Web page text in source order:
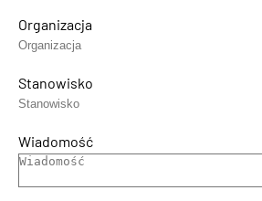
Organizacja
Stanowisko
Wiadomość